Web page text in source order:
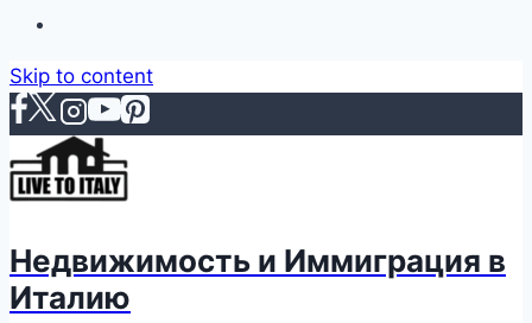
Skip to content
Недвижимость и Иммиграция в
Италию